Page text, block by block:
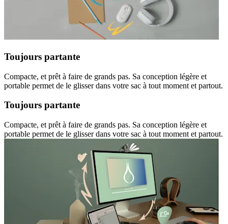
Toujours partante
Compacte, et prêt à faire de grands pas. Sa conception légère et
portable permet de le glisser dans votre sac à tout moment et partout.
Toujours partante
Compacte, et prêt à faire de grands pas. Sa conception légère et
portable permet de le glisser dans votre sac à tout moment et partout.